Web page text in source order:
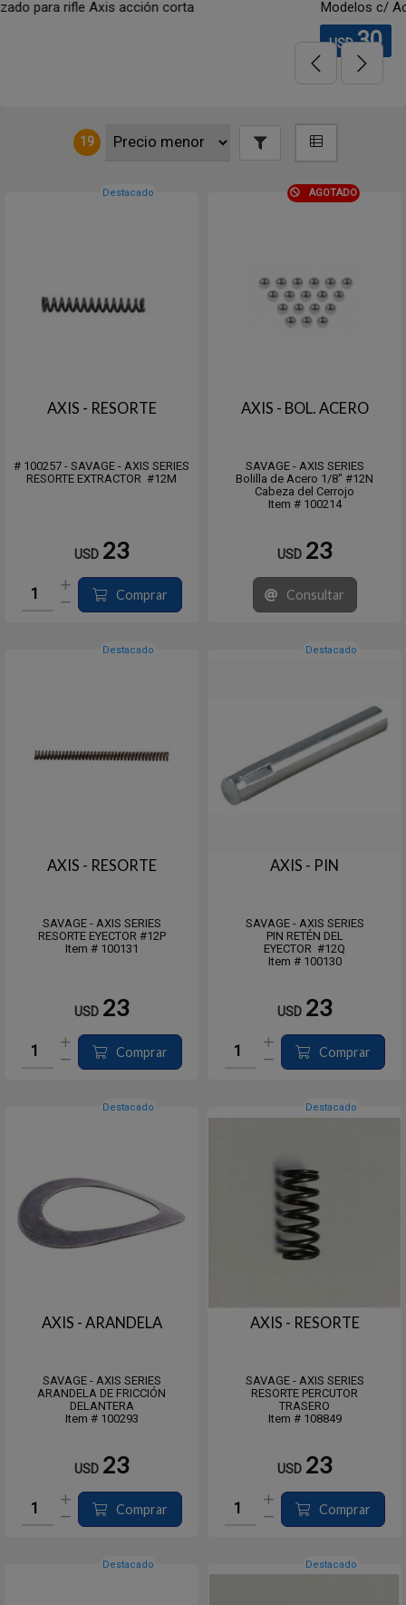
Modelos c/ Accutrigger Item # 704253
19
Destacado
AXIS - RESORTE
# 100257 - SAVAGE - AXIS SERIES
RESORTE EXTRACTOR #12M
USD 23
Comprar
AGOTADO
AXIS - BOL. ACERO
SAVAGE - AXIS SERIES
Bolilla de Acero 1/8" #12N
Cabeza del Cerrojo
Item # 100214
USD 23
Consultar
Destacado
AXIS - RESORTE
SAVAGE - AXIS SERIES
RESORTE EYECTOR #12P
Item # 100131
USD 23
Comprar
Destacado
AXIS - PIN
SAVAGE - AXIS SERIES
PIN RETÉN DEL
EYECTOR #12Q
Item # 100130
USD 23
Comprar
Destacado
AXIS - ARANDELA
SAVAGE - AXIS SERIES
ARANDELA DE FRICCIÓN
DELANTERA
Item # 100293
USD 23
Comprar
Destacado
AXIS - RESORTE
SAVAGE - AXIS SERIES
RESORTE PERCUTOR
TRASERO
Item # 108849
USD 23
Comprar
Destacado Destacado